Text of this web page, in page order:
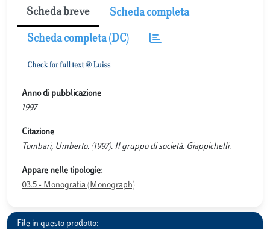
Scheda breve Scheda completa
Scheda completa (DC)
Anno di pubblicazione
1997
Citazione
Tombari, Umberto. (1997). Il gruppo di società. Giappichelli.
Appare nelle tipologie:
03.5 - Monografia (Monograph)
File in questo prodotto: